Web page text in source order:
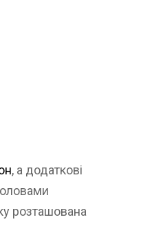
, а додаткові
розташована